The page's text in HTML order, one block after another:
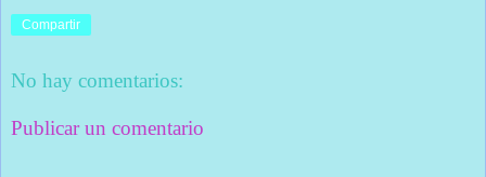
Compartir
No hay comentarios:
Publicar un comentario